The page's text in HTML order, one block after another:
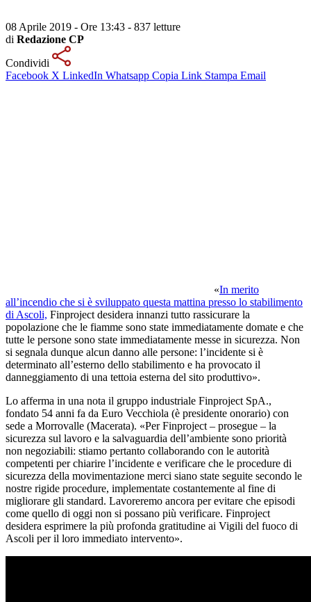
08 Aprile 2019 - Ore 13:43 - 837 letture
di Redazione CP
Condividi
Facebook X LinkedIn Whatsapp Copia Link Stampa Email
«In merito
all’incendio che si è sviluppato questa mattina presso lo stabilimento
di Ascoli, Finproject desidera innanzi tutto rassicurare la
popolazione che le fiamme sono state immediatamente domate e che
tutte le persone sono state immediatamente messe in sicurezza. Non
si segnala dunque alcun danno alle persone: l’incidente si è
determinato all’esterno dello stabilimento e ha provocato il
danneggiamento di una tettoia esterna del sito produttivo».
Lo afferma in una nota il gruppo industriale Finproject SpA.,
fondato 54 anni fa da Euro Vecchiola (è presidente onorario) con
sede a Morrovalle (Macerata). «Per Finproject – prosegue – la
sicurezza sul lavoro e la salvaguardia dell’ambiente sono priorità
non negoziabili: stiamo pertanto collaborando con le autorità
competenti per chiarire l’incidente e verificare che le procedure di
sicurezza della movimentazione merci siano state seguite secondo le
nostre rigide procedure, implementate costantemente al fine di
migliorare gli standard. Lavoreremo ancora per evitare che episodi
come quello di oggi non si possano più verificare. Finproject
desidera esprimere la più profonda gratitudine ai Vigili del fuoco di
Ascoli per il loro immediato intervento».